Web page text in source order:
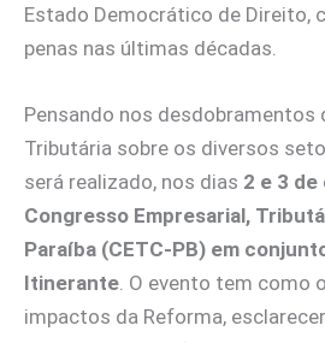
Estado Democrático de Direito,
penas nas últimas décadas.
Pensando nos desdobramentos
Tributária sobre os diversos
será realizado, nos dias 2 e 3
Congresso Empresarial,
Paraíba (CETC-PB) em
Itinerante . O evento tem
impactos da Reforma,